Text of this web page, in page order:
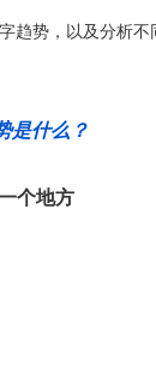
趋势，以及分析
是什么？
个地方